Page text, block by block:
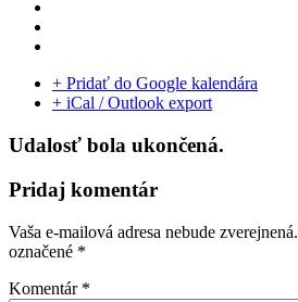
+ Pridať do Google kalendára
+ iCal / Outlook export
Udalosť bola ukončená.
Pridaj komentár
Vaša e-mailová adresa nebude zverejnená.
označené *
Komentár *